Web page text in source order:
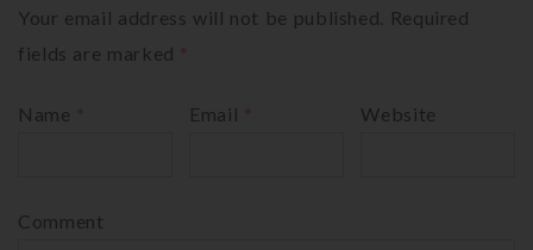
Your email address will not be published. Required
fields are marked
Name Email Website
Comment